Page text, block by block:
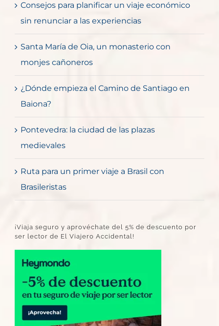
Consejos para planificar un viaje económico
sin renunciar a las experiencias
Santa María de Oia, un monasterio con
monjes cañoneros
¿Dónde empieza el Camino de Santiago en
Baiona?
Pontevedra: la ciudad de las plazas
medievales
Ruta para un primer viaje a Brasil con
Brasileristas
¡Viaja seguro y aprovéchate del 5% de descuento por
ser lector de El Viajero Accidental!